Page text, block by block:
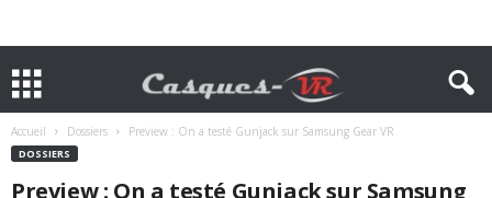
Accueil Dossiers Preview : On a testé Gunjack sur Samsung Gear VR
DOSSIERS
Preview : On a testé Gunjack sur Samsung